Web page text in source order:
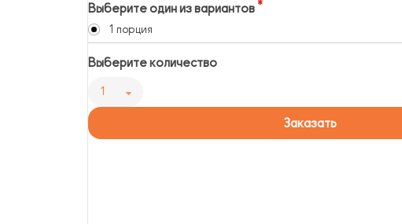
Выберите один из вариантов
1 порция
Выберите количество
1
Заказать